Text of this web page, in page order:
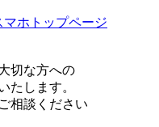
ホトップページ
切な方への
たします。
相談ください